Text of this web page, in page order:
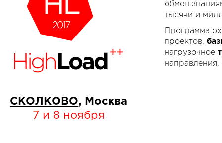
СКОЛКОВО, Москва
7 и 8 ноября
обмен
тысячи и
Программа
проектов,
нагрузочное